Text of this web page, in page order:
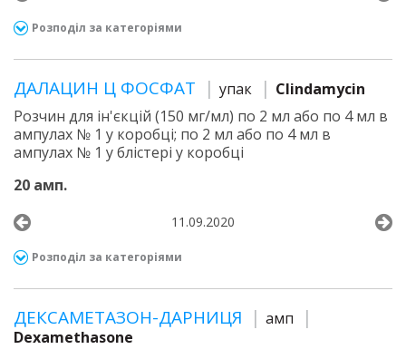
Розподіл за категоріями
ДАЛАЦИН Ц ФОСФАТ упак
Clindamycin
Розчин для ін'єкцій (150 мг/мл) по 2 мл або по 4 мл в
ампулах № 1 у коробці; по 2 мл або по 4 мл в
ампулах № 1 у блістері у коробці
20 амп.
11.09.2020
Розподіл за категоріями
ДЕКСАМЕТАЗОН-ДАРНИЦЯ
амп
Dexamethasone